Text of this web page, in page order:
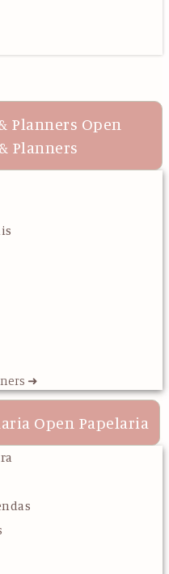
Planners Open
Planners
➜
Open Papelaria